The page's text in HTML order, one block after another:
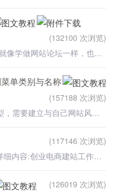
(132100 次浏览)
使用不同的程序可以制作不同类型的网站，就像学做网站论坛一样，也同时使用了多个网站程序，主站使用wordpr
单类别与名称
(157188 次浏览)
使用DEDECMS建网站时，根据不同网站类型，需要建立与自己网站风格要求的管理后台，修改了织梦5.7的后台系统
(117146 次浏览)
作者: 平价建站Email: 410183779@qq.com详细内容:创业电商建站工作室 ，专注于企业网站建设、设计、
(126019 次浏览)